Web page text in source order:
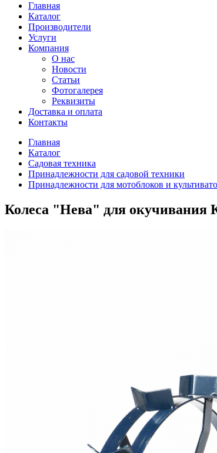
Главная
Каталог
Производители
Услуги
Компания
О нас
Новости
Статьи
Фотогалерея
Реквизиты
Доставка и оплата
Контакты
Главная
Каталог
Садовая техника
Принадлежности для садовой техники
Принадлежности для мотоблоков и
Колеса "Нева" для окучивания